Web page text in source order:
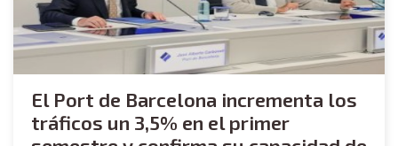
El Port de Barcelona incrementa los
tráficos un 3,5% en el primer